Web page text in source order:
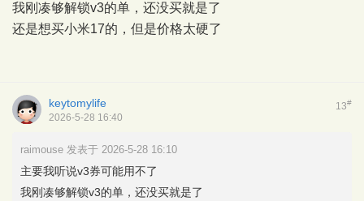
我刚凑够解锁v3的单，还没买就是了
还是想买小米17的，但是价格太硬了
13#
keytomylife
2026-5-28 16:40
raimouse 发表于 2026-5-28 16:10
主要我听说v3券可能用不了
我刚凑够解锁v3的单，还没买就是了